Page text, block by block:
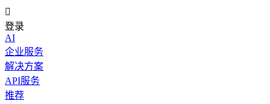

登录
AI
企业服务
解决方案
API服务
推荐